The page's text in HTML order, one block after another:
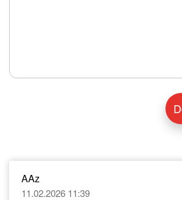
AAz
11.02.2026 11:39